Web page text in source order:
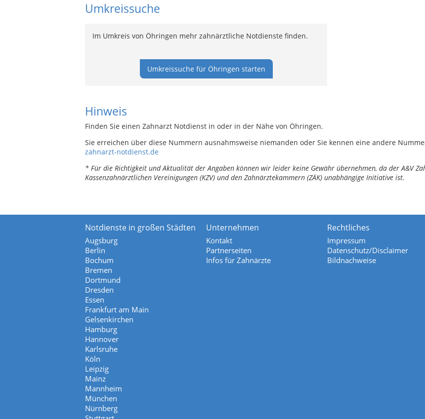
Umkreissuche
Im Umkreis von Öhringen mehr zahnärztliche Notdienste finden.
Umkreissuche für Öhringen starten
Hinweis
Finden Sie einen Zahnarzt Notdienst in oder in der Nähe von Öhringen.
Sie erreichen über diese Nummern ausnahmsweise niemanden oder Sie kennen eine andere
zahnarzt-notdienst.de
* Für die Richtigkeit und Aktualität der Angaben können wir leider keine Gewähr übernehmen, da der A&V
Kassenzahnärztlichen Vereinigungen (KZV) und den Zahnärztekammern (ZÄK) unabhängige Initiative ist.
Notdienste in großen Städten
Augsburg
Berlin
Bochum
Bremen
Dortmund
Dresden
Essen
Frankfurt am Main
Gelsenkirchen
Hamburg
Hannover
Karlsruhe
Köln
Leipzig
Mainz
Mannheim
München
Nürnberg
Unternehmen
Kontakt
Partnerseiten
Infos für Zahnärzte
Rechtliches
Impressum
Datenschutz/Disclaimer
Bildnachweise